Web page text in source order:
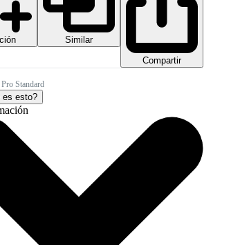
Similar
Compartir
Standard
es esto?